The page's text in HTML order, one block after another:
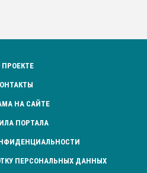
ПРОЕКТЕ
НА САЙТЕ
ПОРТАЛА
ПЕРСОНАЛЬНЫХ ДАННЫХ